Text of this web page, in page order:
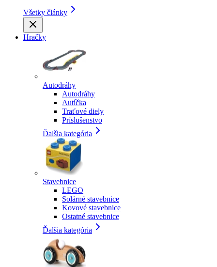
Všetky články
Hračky
Autodráhy
Autodráhy
Autíčka
Traťové diely
Príslušenstvo
Ďalšia kategória
Stavebnice
LEGO
Solárné stavebnice
Kovové stavebnice
Ostatné stavebnice
Ďalšia kategória